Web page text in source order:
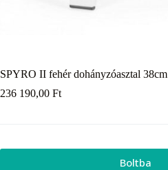
SPYRO II fehér dohányzóasztal 38cm
236 190,00 Ft
Boltba